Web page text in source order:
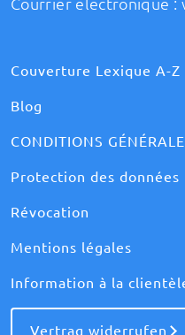
Courrier électronique :
Couverture Lexique A-Z
Blog
CONDITIONS
Protection des données
Révocation
Mentions légales
Information à la
Vertrag widerrufen